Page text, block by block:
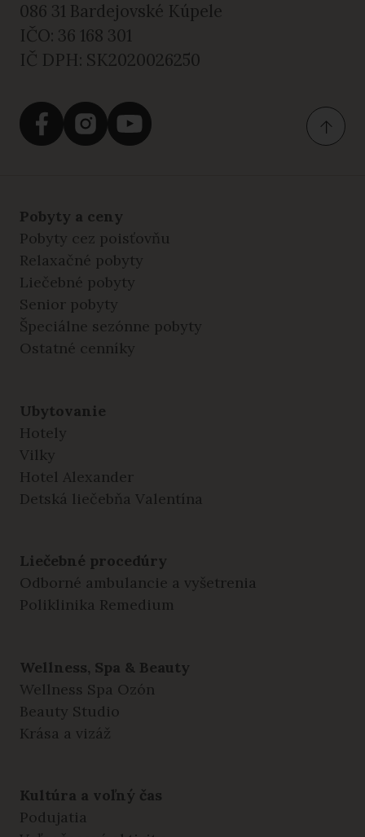
086 31 Bardejovské Kúpele
IČO: 36 168 301
IČ DPH: SK2020026250
Pobyty a ceny
Pobyty cez poisťovňu
Relaxačné pobyty
Liečebné pobyty
Senior pobyty
Špeciálne sezónne pobyty
Ostatné cenníky
Ubytovanie
Hotely
Vilky
Hotel Alexander
Detská liečebňa Valentína
Liečebné procedúry
Odborné ambulancie a vyšetrenia
Poliklinika Remedium
Wellness, Spa & Beauty
Wellness Spa Ozón
Beauty Studio
Krása a vizáž
Kultúra a voľný čas
Podujatia